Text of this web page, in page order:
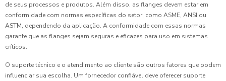
de seus processos e produtos. Além disso, as flanges devem estar em
conformidade com normas específicas do setor, como ASME, ANSI ou
ASTM, dependendo da aplicação. A conformidade com essas normas
garante que as flanges sejam seguras e eficazes para uso em sistemas
críticos.
O suporte técnico e o atendimento ao cliente são outros fatores que podem
influenciar sua escolha. Um fornecedor confiável deve oferecer suporte